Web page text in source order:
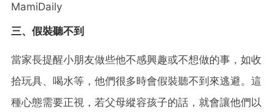
MamiDaily
三、假裝聽不到
當家長提醒小朋友做些他不感興趣或不想做的事，如收
拾玩具、喝水等，他們很多時會假裝聽不到來逃避。這
種心態需要正視，若父母縱容孩子的話，就會讓他們以